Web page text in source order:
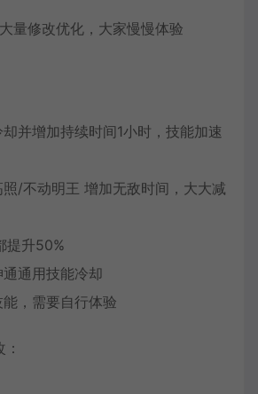
修改优化，大家慢慢体验
并增加持续时间1小时，技能加速
/不动明王 增加无敌时间，大大减
提升50%
通用技能冷却
，需要自行体验